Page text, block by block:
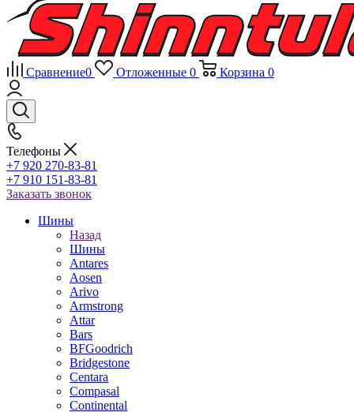
Сравнение0 Отложенные 0 Корзина 0
Телефоны
+7 920 270-83-81
+7 910 151-83-81
Заказать звонок
Шины
Назад
Шины
Antares
Aosen
Arivo
Armstrong
Attar
Bars
BFGoodrich
Bridgestone
Centara
Compasal
Continental